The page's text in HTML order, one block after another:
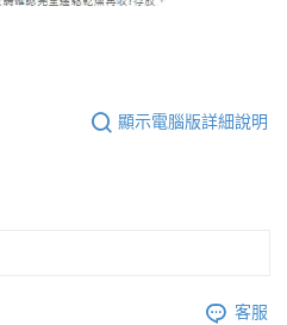
顯示電腦版詳細說明
客服